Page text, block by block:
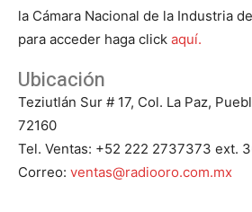
la Cámara Nacional de la Industria
para acceder haga click aquí.
Ubicación
Teziutlán Sur # 17, Col. La Paz,
72160
Tel. Ventas: +52 222 2737373 ext.
Correo: ventas@radiooro.com.mx